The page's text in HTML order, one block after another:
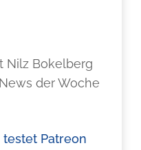
Nilz Bokelberg
der Woche
Patreon